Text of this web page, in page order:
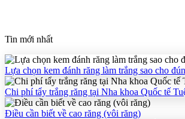
Tin mới nhất
Lựa chọn kem đánh răng làm trắng sao cho
Chi phí tẩy trắng răng tại Nha khoa Quốc tế
Điều cần biết về cao răng (vôi răng)